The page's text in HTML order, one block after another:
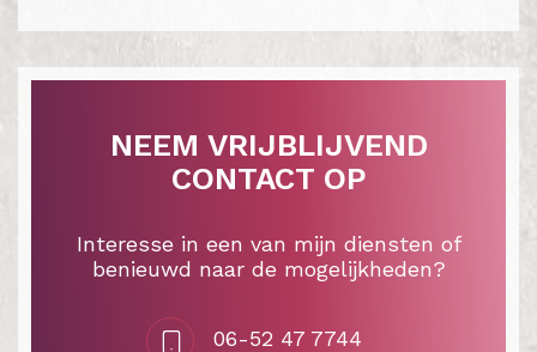
NEEM VRIJBLIJVEND
CONTACT OP
Interesse in een van mijn diensten of
benieuwd naar de mogelijkheden?
06-52 47 7744